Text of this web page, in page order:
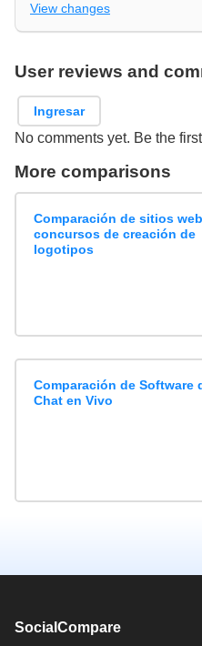
View changes
User reviews and
Ingresar
No comments yet. Be the
More comparisons
Comparación de sitios
concursos de creación de
logotipos
Comparación de Software
Chat en Vivo
SocialCompare